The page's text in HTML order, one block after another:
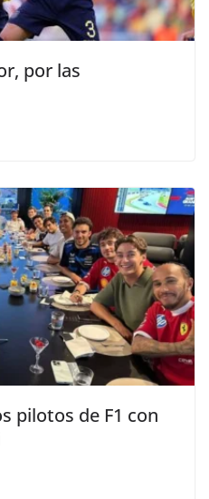
por las
pilotos de F1 con